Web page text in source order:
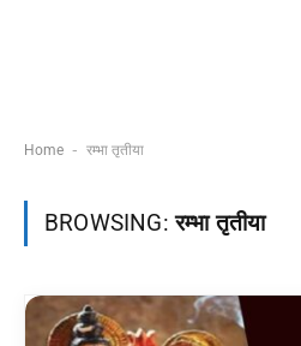
Home - रम्भा तृतीया
BROWSING:रम्भा तृतीया